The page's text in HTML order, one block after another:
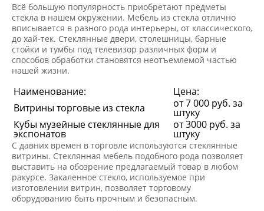
О нас
Всё большую популярность приобретают предметы
стекла в нашем окружении. Мебель из стекла отлично
вписывается в разного рода интерьеры, от классического,
до хай-тек. Стеклянные двери, столешницы, барные
стойки и тумбы под телевизор различных форм и
способов обработки становятся неотъемлемой частью
нашей жизни.
Наименование:
Цена:
Витрины торговые из стекла
от 7 000 руб. за
штуку
Кубы музейные стеклянные для
экспонатов
от 3000 руб. за
штуку
С давних времен в торговле используются стеклянные
витрины. Стеклянная мебель подобного рода позволяет
выставить на обозрение предлагаемый товар в любом
ракурсе. Закаленное стекло, используемое при
изготовлении витрин, позволяет торговому
оборудованию быть прочным и безопасным.